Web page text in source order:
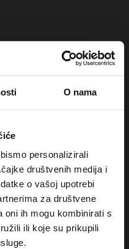
O nama
personalizirali
društvenih medija i
o vašoj upotrebi
za društvene
oni ih mogu kombinirati s
ili koje su prikupili